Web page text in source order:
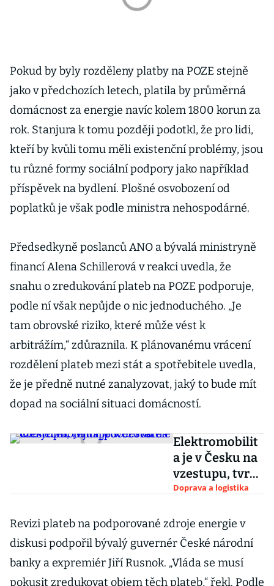
Pokud by byly rozděleny platby na POZE stejně
jako v předchozích letech, platila by průměrná
domácnost za energie navíc kolem 1800 korun za
rok. Stanjura k tomu později podotkl, že pro lidi,
kteří by kvůli tomu měli existenční problémy, jsou
tu různé formy sociální podpory jako například
příspěvek na bydlení. Plošné osvobození od
poplatků je však podle ministra nehospodárné.
Předsedkyně poslanců ANO a bývalá ministryně
financí Alena Schillerová v reakci uvedla, že
snahu o zredukování plateb na POZE podporuje,
podle ní však nepůjde o nic jednoduchého. „Je
tam obrovské riziko, které může vést k
arbitrážím,“ zdůraznila. K plánovanému vrácení
rozdělení plateb mezi stát a spotřebitele uvedla,
že je předně nutné zanalyzovat, jaký to bude mít
dopad na sociální situaci domácností.
Elektromobilit
a je v Česku na
vzestupu, tvrdí
provozovatelé
Jejich počet
roste
Doprava a logistika
Revizi plateb na podporované zdroje energie v
diskusi podpořil bývalý guvernér České národní
banky a expremiér Jiří Rusnok. „Vláda se musí
pokusit zredukovat objem těch plateb,“ řekl. Podle